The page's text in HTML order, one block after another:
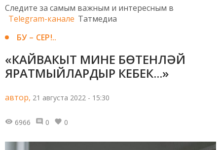
Следите за самым важным и интересным в
Telegram-канале Татмедиа
БУ – СЕР!..
«КАЙВАКЫТ МИНЕ БӨТЕНЛӘЙ
ЯРАТМЫЙЛАРДЫР КЕБЕК...»
автор, 21 августа 2022 - 15:30
6966 0 0